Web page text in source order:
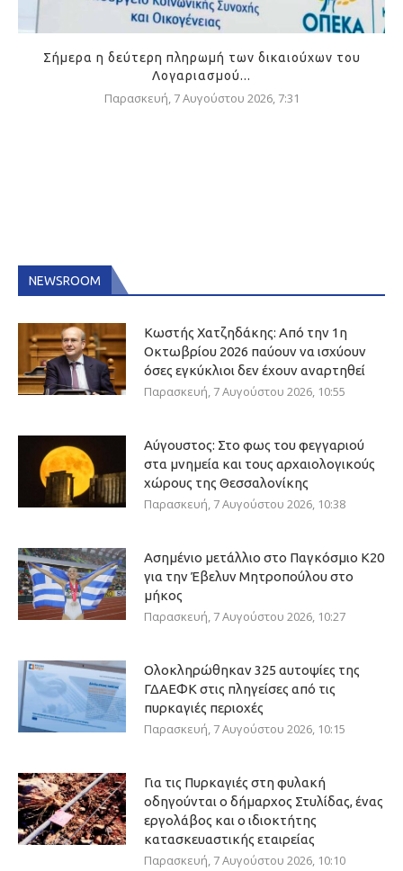
Σήμερα η δεύτερη πληρωμή των δικαιούχων του
Λογαριασμού...
Παρασκευή, 7 Αυγούστου 2026, 7:31
NEWSROOM
Κωστής Χατζηδάκης: Από την 1η
Οκτωβρίου 2026 παύουν να ισχύουν
όσες εγκύκλιοι δεν έχουν αναρτηθεί
Παρασκευή, 7 Αυγούστου 2026, 10:55
Αύγουστος: Στο φως του φεγγαριού
στα μνημεία και τους αρχαιολογικούς
χώρους της Θεσσαλονίκης
Παρασκευή, 7 Αυγούστου 2026, 10:38
Ασημένιο μετάλλιο στο Παγκόσμιο Κ20
για την Έβελυν Μητροπούλου στο
μήκος
Παρασκευή, 7 Αυγούστου 2026, 10:27
Ολοκληρώθηκαν 325 αυτοψίες της
ΓΔΑΕΦΚ στις πληγείσες από τις
πυρκαγιές περιοχές
Παρασκευή, 7 Αυγούστου 2026, 10:15
Για τις Πυρκαγιές στη φυλακή
οδηγούνται ο δήμαρχος Στυλίδας, ένας
εργολάβος και ο ιδιοκτήτης
κατασκευαστικής εταιρείας
Παρασκευή, 7 Αυγούστου 2026, 10:10